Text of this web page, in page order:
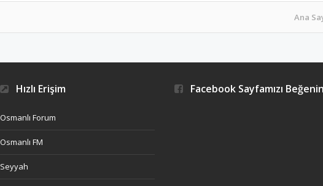
Ana
Hızlı Erişim
Osmanlı Forum
Osmanlı FM
Seyyah
Facebook Sayfamızı Beğenin